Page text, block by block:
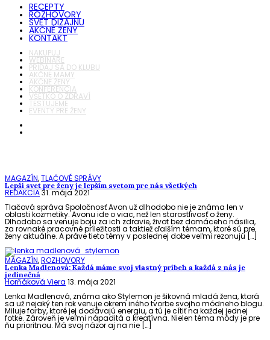
RECEPTY
ROZHOVORY
SVET DIZAJNU
AKČNÉ ŽENY
KONTAKT
NAKUPUJ
WEBINÁRE
PRIDAJ SA DO KLUBU
AKČNÉ MAMY
AKČNÉ ŽENY
KONFERENCIA
VŠETKO O ZDRAVÍ
TESTUJEME
EVENTY PRE ŽENY
MAGAZÍN,TLAČOVÉ SPRÁVY
Lepší svet pre ženy je lepším svetom pre nás všetkých
REDAKCIA31. mája 2021
Tlačová správa Spoločnosť Avon už dlhodobo nie je známa len v
oblasti kozmetiky. Avonu ide o viac, než len starostlivosť o ženy.
Dlhodobo sa venuje boju za ich zdravie, život bez domáceho násilia,
za rovnaké pracovné príležitosti a taktiež ďalším témam, ktoré sú pre
ženy aktuálne. A práve tieto témy v poslednej dobe veľmi rezonujú […]
MAGAZÍN,ROZHOVORY
Lenka Madlenová: Každá máme svoj vlastný príbeh a každá z nás je
jedinečná
Horňáková Viera 13. mája 2021
Lenka Madlenová, známa ako Stylemon je šikovná mladá žena, ktorá
sa už nejaký ten rok venuje okrem iného tvorbe svojho módneho blogu.
Miluje farby, ktoré jej dodávajú energiu, a tú je cítiť na každej jednej
fotke. Zároveň je veľmi nápaditá a kreatívna. Nielen téma módy je pre
ňu prioritnou. Má svoj názor aj na nie […]